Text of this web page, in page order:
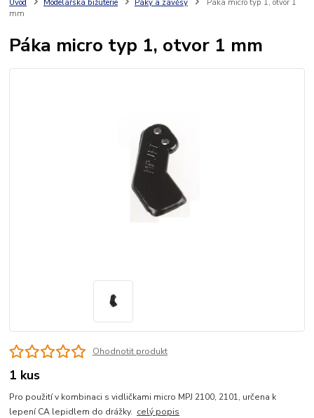
Úvod Modelářská bižuterie Páky a závěsy
Páka micro typ 1, otvor 1
mm
Páka micro typ 1, otvor 1 mm
Ohodnotit produkt
1 kus
Pro použití v kombinaci s vidličkami micro MPJ 2100, 2101, určena k
lepení CA lepidlem do drážky. celý popis